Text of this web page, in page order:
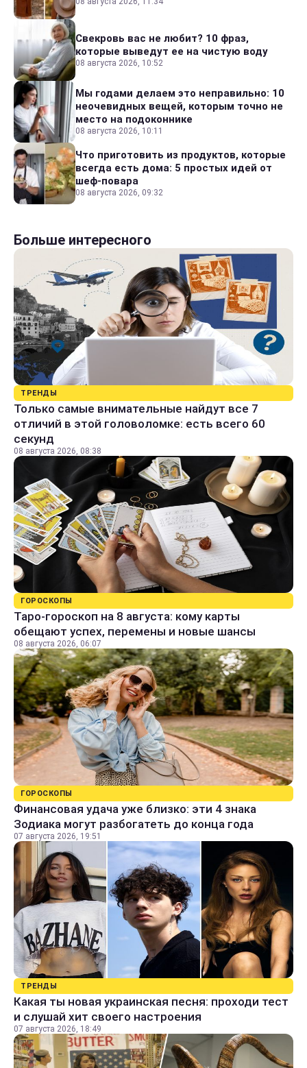
Свекровь вас не любит? 10 фраз,
которые выведут ее на чистую воду
08 августа 2026, 10:52
Мы годами делаем это неправильно: 10
неочевидных вещей, которым точно не
место на подоконнике
08 августа 2026, 10:11
Что приготовить из продуктов, которые
всегда есть дома: 5 простых идей от
шеф-повара
08 августа 2026, 09:32
Больше интересного
ТРЕНДЫ
Только самые внимательные найдут все 7
отличий в этой головоломке: есть всего 60
секунд
08 августа 2026, 08:38
ГОРОСКОПЫ
Таро-гороскоп на 8 августа: кому карты
обещают успех, перемены и новые шансы
08 августа 2026, 06:07
ГОРОСКОПЫ
Финансовая удача уже близко: эти 4 знака
Зодиака могут разбогатеть до конца года
07 августа 2026, 19:51
ТРЕНДЫ
Какая ты новая украинская песня: проходи тест
и слушай хит своего настроения
07 августа 2026, 18:49